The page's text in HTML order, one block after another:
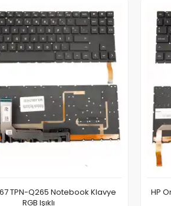
TPN-Q265 Notebook Klavye
RGB Işıklı
HP